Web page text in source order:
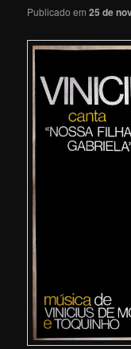
Publicado em25 de